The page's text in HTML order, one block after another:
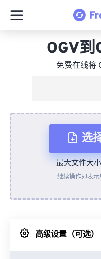
OGV到
免费在线将
选
从设
来自
最大文件大
继续操作即表示
高级设置（可选）